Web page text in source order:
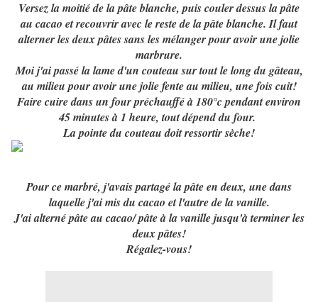
Versez la moitié de la pâte blanche, puis couler dessus la pâte
au cacao et recouvrir avec le reste de la pâte blanche. Il faut
alterner les deux pâtes sans les mélanger pour avoir une jolie
marbrure.
Moi j'ai passé la lame d'un couteau sur tout le long du gâteau,
au milieu pour avoir une jolie fente au milieu, une fois cuit!
Faire cuire dans un four préchauffé à 180°c pendant environ
45 minutes à 1 heure, tout dépend du four.
La pointe du couteau doit ressortir sèche!
Pour ce marbré, j'avais partagé la pâte en deux, une dans
laquelle j'ai mis du cacao et l'autre de la vanille.
J'ai alterné pâte au cacao/ pâte à la vanille jusqu'à terminer les
deux pâtes!
Régalez-vous!